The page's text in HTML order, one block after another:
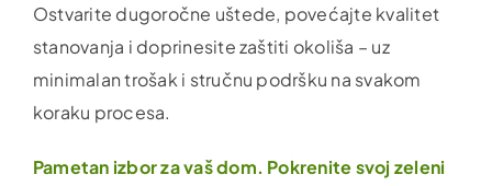
Ostvarite dugoročne uštede, povećajte kvalitet
stanovanja i doprinesite zaštiti okoliša – uz
minimalan trošak i stručnu podršku na svakom
koraku procesa.
Pametan izbor za vaš dom. Pokrenite svoj zeleni